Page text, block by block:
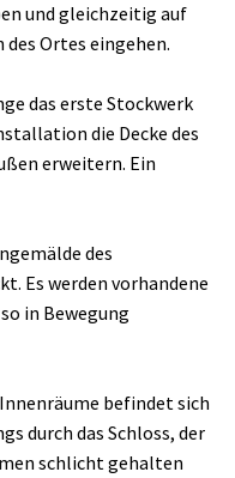
und gleichzeitig auf
Ortes eingehen.
das erste Stockwerk
die Decke des
erweitern. Ein
des
Es werden vorhandene
in Bewegung
befindet sich
durch das Schloss, der
schlicht gehalten